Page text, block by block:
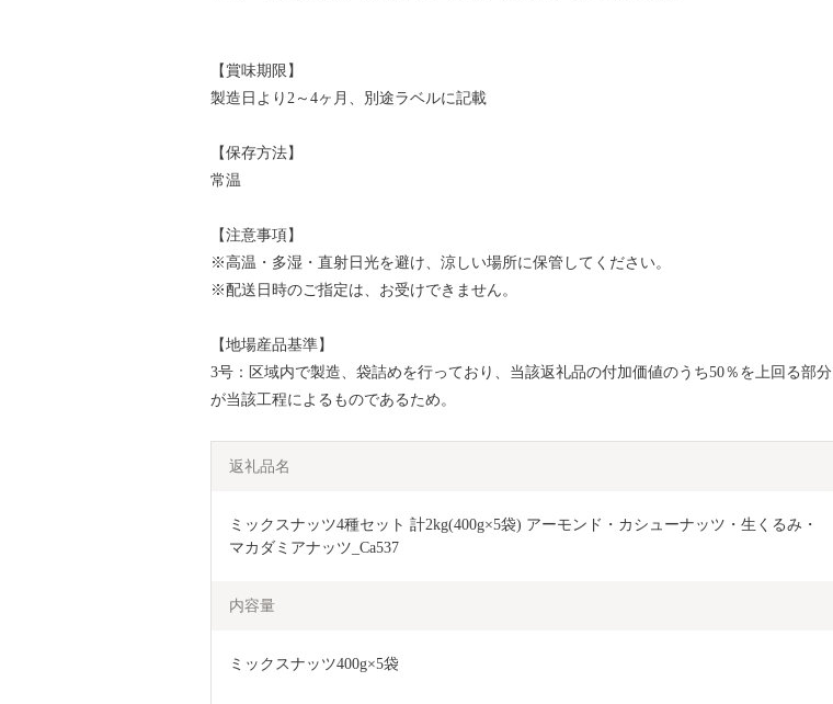
【賞味期限】
製造日より2～4ヶ月、別途ラベルに記載
【保存方法】
常温
【注意事項】
※高温・多湿・直射日光を避け、涼しい場所に保管してください。
※配送日時のご指定は、お受けできません。
【地場産品基準】
3号：区域内で製造、袋詰めを行っており、当該返礼品の付加価値のうち50％を上回る部分
が当該工程によるものであるため。
返礼品名
ミックスナッツ4種セット 計2kg(400g×5袋) アーモンド・カシューナッツ・生くるみ・
マカダミアナッツ_Ca537
内容量
ミックスナッツ400g×5袋